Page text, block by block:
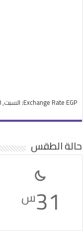
Exchange Rate EGP : السبت, 8 أغسطس.
حالة الطقس
31س